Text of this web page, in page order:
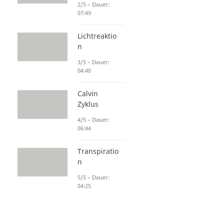
2/5 – Dauer:
07:49
Lichtreaktio
n
3/5 – Dauer:
04:40
Calvin
Zyklus
4/5 – Dauer:
06:44
Transpiratio
n
5/5 – Dauer:
04:25